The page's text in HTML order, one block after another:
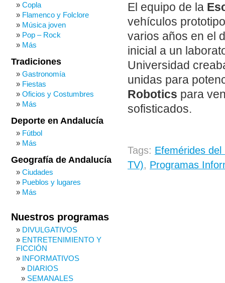
El equipo de la
vehículos
varios años en el
inicial a un
Universidad
unidas para
Robotics para
sofisticados.
Tags: Efemérides
TV), Programas
Copla
Flamenco y Folclore
Música joven
Pop – Rock
Más
Tradiciones
Gastronomía
Fiestas
Oficios y Costumbres
Más
Deporte en Andalucía
Fútbol
Más
Geografía de Andalucía
Ciudades
Pueblos y lugares
Más
Nuestros programas
DIVULGATIVOS
ENTRETENIMIENTO Y
FICCIÓN
INFORMATIVOS
DIARIOS
SEMANALES